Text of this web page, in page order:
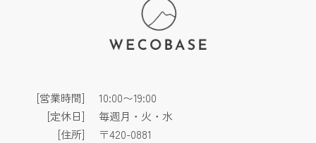
[営業時間]
10:00〜19:00
[定休日]
毎週月・火・水
[住所]
〒420-0881